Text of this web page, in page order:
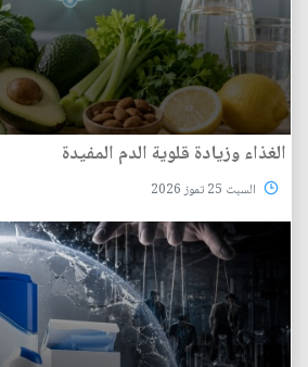
الغذاء وزيادة قلوية الدم المفيدة
السبت 25 تموز 2026